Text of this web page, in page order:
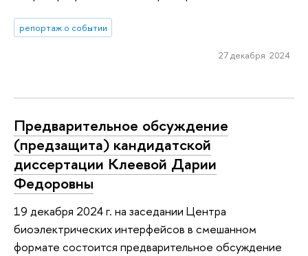
репортаж о событии
27 декабря 2024
Предварительное обсуждение
(предзащита) кандидатской
диссертации Клеевой Дарии
Федоровны
19 декабря 2024 г. на заседании Центра
биоэлектрических интерфейсов в смешанном
формате состоится предварительное обсуждение